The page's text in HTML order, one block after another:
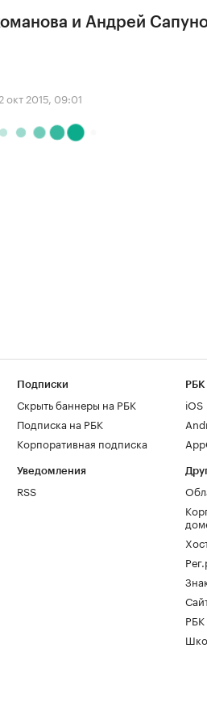
и Андрей
окт 2015, 09:01
Подписки
Скрыть баннеры на РБК
Подписка на РБК
Корпоративная подписка
Уведомления
RSS
РБК
iOS